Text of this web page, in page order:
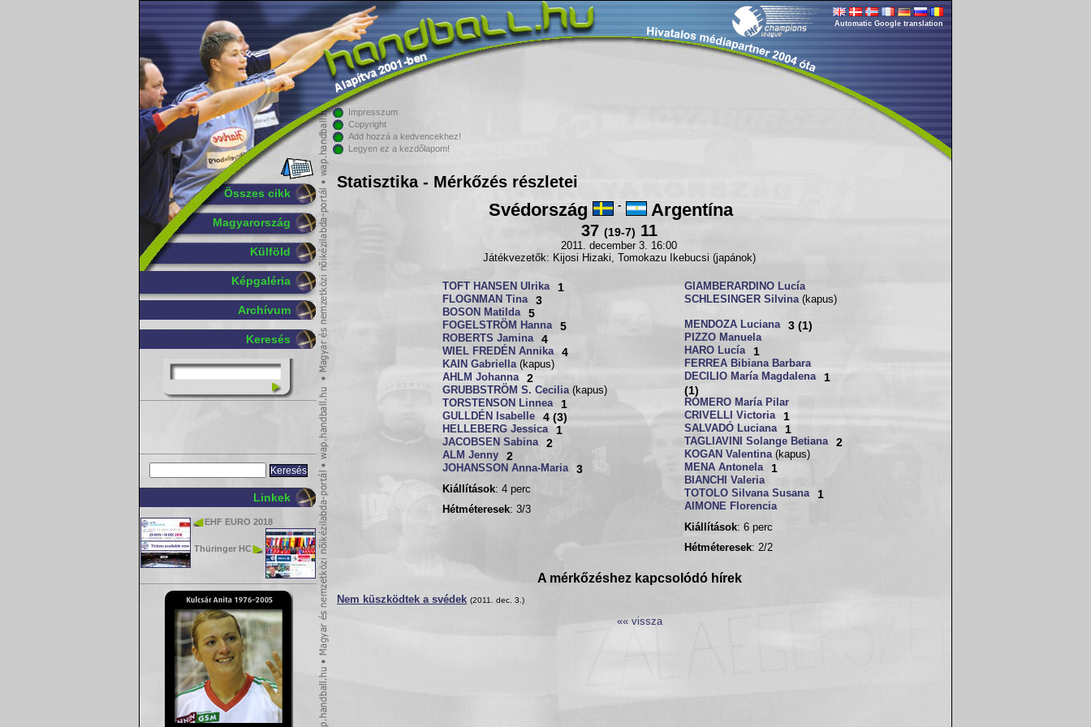
Összes cikk
Magyarország
Külföld
Képgaléria
Archívum
Keresés
Linkek
EHF EURO 2018
Thüringer HC
Automatic Google translation
Impresszum
Copyright
Add hozzá a kedvencekhez!
Legyen ez a kezdőlapom!
Statisztika - Mérkőzés részletei
Svédország - Argentína
37 (19-7) 11
2011. december 3. 16:00
Játékvezetők: Kijosi Hizaki, Tomokazu Ikebucsi (japánok)
TOFT HANSEN Ulrika 1
FLOGNMAN Tina 3
BOSON Matilda 5
FOGELSTRÖM Hanna 5
ROBERTS Jamina 4
WIEL FREDÉN Annika 4
KAIN Gabriella(kapus)
AHLM Johanna
2
GRUBBSTRÖM S. Cecilia(kapus)
TORSTENSON Linnea
1
GULLDÉN Isabelle 4 (3)
HELLEBERG Jessica 1
JACOBSEN Sabina 2
ALM Jenny 2
JOHANSSON Anna-Maria 3
Kiállítások: 4 perc
Hétméteresek: 3/3
GIAMBERARDINO Lucía
SCHLESINGER Silvina(kapus)
MENDOZA Luciana 3 (1)
PIZZO Manuela
HARO Lucía
1
FERREA Bibiana Barbara
DECILIO María Magdalena
1
(1)
ROMERO María Pilar
CRIVELLI Victoria
1
SALVADÓ Luciana 1
TAGLIAVINI Solange Betiana 2
KOGAN Valentina(kapus)
MENA Antonela
1
BIANCHI Valeria
TOTOLO Silvana Susana
1
AIMONE Florencia
Kiállítások: 6 perc
Hétméteresek: 2/2
A mérkőzéshez kapcsolódó hírek
Nem küszködtek a svédek (2011. dec. 3.)
«« vissza